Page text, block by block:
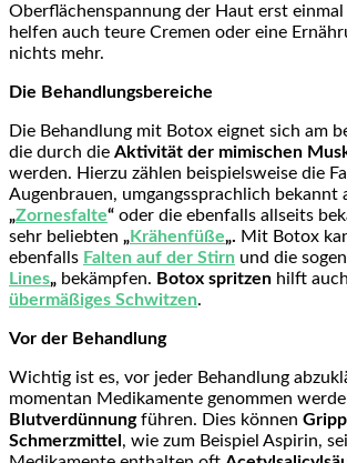
Oberflächenspannung der Haut erst
helfen auch teure Cremen oder eine
nichts mehr.
Die Behandlungsbereiche
Die Behandlung mit Botox eignet sich am
die durch die Aktivität der mimischen
werden. Hierzu zählen beispielsweise die
Augenbrauen, umgangssprachlich bekannt
„Zornesfalte“ oder die ebenfalls allseits
sehr beliebten „Krähenfüße„. Mit Botox
ebenfalls Falten auf der Stirn und die
Lines„ bekämpfen. Botox spritzen hilft auch
übermäßiges Schwitzen.
Vor der Behandlung
Wichtig ist es, vor jeder Behandlung
momentan Medikamente genommen
Blutverdünnungführen. Dies können
Schmerzmittel , wie zum Beispiel Aspirin,